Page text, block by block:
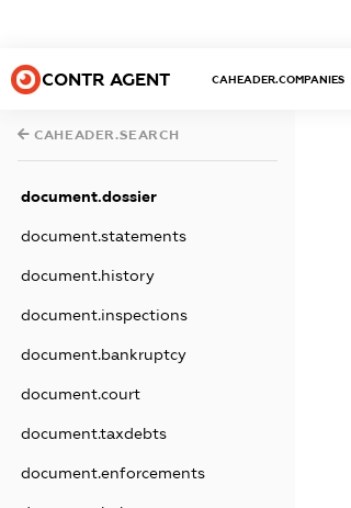
CONTR AGENT CAHEADER.COMPANIES
CAHEADER.SEARCH
document.dossier
document.statements
document.history
document.inspections
document.bankruptcy
document.court
document.taxdebts
document.enforcements